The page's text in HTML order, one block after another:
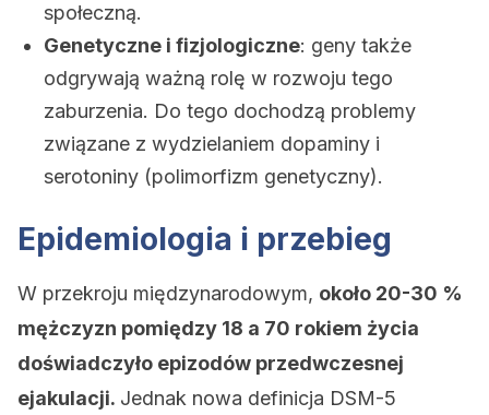
społeczną.
Genetyczne i fizjologiczne: geny także
odgrywają ważną rolę w rozwoju tego
zaburzenia. Do tego dochodzą problemy
związane z wydzielaniem dopaminy i
serotoniny (polimorfizm genetyczny).
Epidemiologia i przebieg
W przekroju międzynarodowym, około 20-30 %
mężczyzn pomiędzy 18 a 70 rokiem życia
doświadczyło epizodów przedwczesnej
ejakulacji. Jednak nowa definicja DSM-5